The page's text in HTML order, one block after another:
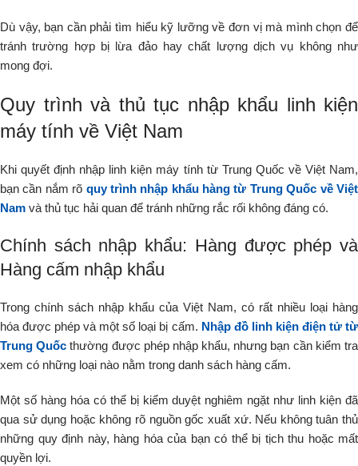
Dù vậy, bạn cần phải tìm hiểu kỹ lưỡng về đơn vị mà mình chọn để
tránh trường hợp bị lừa đảo hay chất lượng dịch vụ không như
mong đợi.
Quy trình và thủ tục nhập khẩu linh kiện
máy tính về Việt Nam
Khi quyết định nhập linh kiện máy tính từ Trung Quốc về Việt Nam,
bạn cần nắm rõ quy trình nhập khẩu hàng từ Trung Quốc về Việt
Nam và thủ tục hải quan để tránh những rắc rối không đáng có.
Chính sách nhập khẩu: Hàng được phép và
Hàng cấm nhập khẩu
Trong chính sách nhập khẩu của Việt Nam, có rất nhiều loại hàng
hóa được phép và một số loại bị cấm. Nhập đồ linh kiện điện tử từ
Trung Quốc thường được phép nhập khẩu, nhưng bạn cần kiểm tra
xem có những loại nào nằm trong danh sách hàng cấm.
Một số hàng hóa có thể bị kiểm duyệt nghiêm ngặt như linh kiện đã
qua sử dụng hoặc không rõ nguồn gốc xuất xứ. Nếu không tuân thủ
những quy định này, hàng hóa của bạn có thể bị tịch thu hoặc mất
quyền lợi.